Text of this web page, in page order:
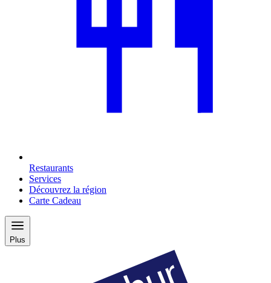
Restaurants
Services
Découvrez la région
Carte Cadeau
Plus